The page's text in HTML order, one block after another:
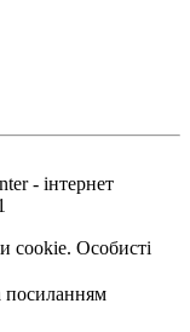
- інтернет
cookie. Особисті
посиланням